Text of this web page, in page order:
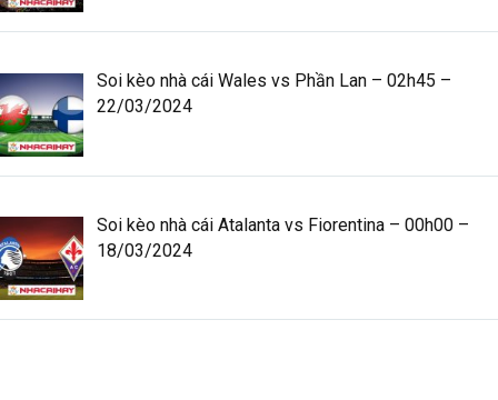
Soi kèo nhà cái Wales vs Phần Lan – 02h45 –
22/03/2024
Soi kèo nhà cái Atalanta vs Fiorentina – 00h00 –
18/03/2024